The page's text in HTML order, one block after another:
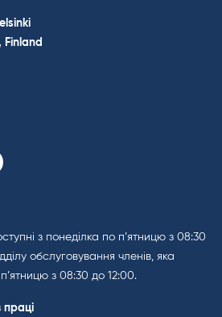
Finland
з понеділка по п’ятницю з 08:30
обслуговування членів, яка
з 08:30 до 12:00.
праці